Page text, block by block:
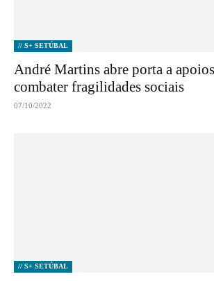
// S+ SETÚBAL
André Martins abre porta a
combater fragilidades sociais
07/10/2022
// S+ SETÚBAL